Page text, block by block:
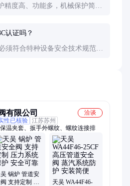
精度高、功能多，机械保护简单
认证吗？
须符合特种设备安全技术规范，
有限公司
洽谈
性已核验 江苏苏州
温夹套、扳手外螺纹、螺纹连接排
锅炉 管道安
支持定制 压
天吴 WA44F46-